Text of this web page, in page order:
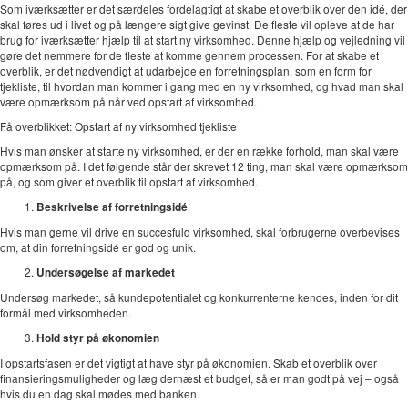
Som iværksætter er det særdeles fordelagtigt at skabe et overblik over den idé, der
skal føres ud i livet og på længere sigt give gevinst. De fleste vil opleve at de har
brug for iværksætter hjælp til at start ny virksomhed. Denne hjælp og vejledning vil
gøre det nemmere for de fleste at komme gennem processen. For at skabe et
overblik, er det nødvendigt at udarbejde en forretningsplan, som en form for
tjekliste, til hvordan man kommer i gang med en ny virksomhed, og hvad man skal
være opmærksom på når ved opstart af virksomhed.
Få overblikket: Opstart af ny virksomhed tjekliste
Hvis man ønsker at starte ny virksomhed, er der en række forhold, man skal være
opmærksom på. I det følgende står der skrevet 12 ting, man skal være opmærksom
på, og som giver et overblik til opstart af virksomhed.
Beskrivelse af forretningsidé
Hvis man gerne vil drive en succesfuld virksomhed, skal forbrugerne overbevises
om, at din forretningsidé er god og unik.
Undersøgelse af markedet
Undersøg markedet, så kundepotentialet og konkurrenterne kendes, inden for dit
formål med virksomheden.
Hold styr på økonomien
I opstartsfasen er det vigtigt at have styr på økonomien. Skab et overblik over
finansieringsmuligheder og læg dernæst et budget, så er man godt på vej – også
hvis du en dag skal mødes med banken.